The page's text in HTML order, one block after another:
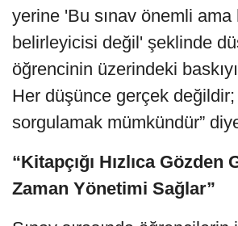
yerine 'Bu sınav önemli ama
belirleyicisi değil' şeklinde
öğrencinin üzerindeki
Her düşünce gerçek değildir;
sorgulamak mümkündür”
“Kitapçığı Hızlıca Gözden
Zaman Yönetimi Sağlar”